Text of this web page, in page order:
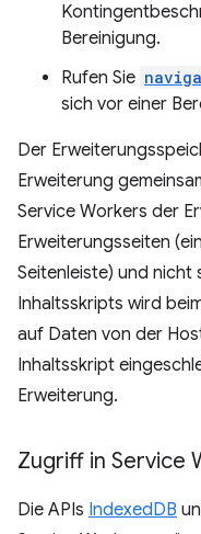
Bereinigung.
Rufen Sie
sich vor einer
Der
Erweiterung
Service Workers der
Erweiterungsseiten
Seitenleiste) und nicht
Inhaltsskripts wird
auf Daten von der
Inhaltsskript
Erweiterung.
Zugriff in Service
Die APIs IndexedDB